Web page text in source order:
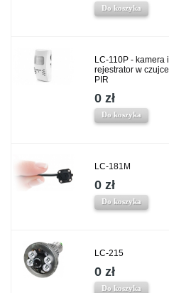
Do koszyka
LC-110P - kamera i
rejestrator w czujce
PIR
0 zł
Do koszyka
LC-181M
0 zł
Do koszyka
LC-215
0 zł
Do koszyka